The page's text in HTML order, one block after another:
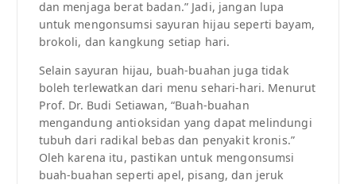
dan menjaga berat badan.” Jadi, jangan lupa
untuk mengonsumsi sayuran hijau seperti bayam,
brokoli, dan kangkung setiap hari.
Selain sayuran hijau, buah-buahan juga tidak
boleh terlewatkan dari menu sehari-hari. Menurut
Prof. Dr. Budi Setiawan, “Buah-buahan
mengandung antioksidan yang dapat melindungi
tubuh dari radikal bebas dan penyakit kronis.”
Oleh karena itu, pastikan untuk mengonsumsi
buah-buahan seperti apel, pisang, dan jeruk